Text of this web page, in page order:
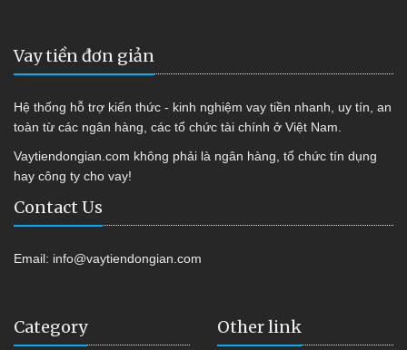
Vay tiền đơn giản
Hệ thống hỗ trợ kiến thức - kinh nghiệm vay tiền nhanh, uy tín, an
toàn từ các ngân hàng, các tổ chức tài chính ở Việt Nam.
Vaytiendongian.com không phải là ngân hàng, tổ chức tín dụng
hay công ty cho vay!
Contact Us
Email: info@vaytiendongian.com
Category Other link